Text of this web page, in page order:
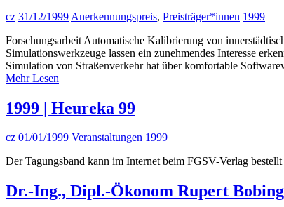
cz 31/12/1999 Anerkennungspreis, Preisträger*innen 1999
Forschungsarbeit Automatische Kalibrierung von
Simulationswerkzeuge lassen ein zunehmendes Interesse
Simulation von Straßenverkehr hat über komfortable
Mehr Lesen
1999 | Heureka 99
cz 01/01/1999 Veranstaltungen 1999
Der Tagungsband kann im Internet beim FGSV-Verlag
Dr.-Ing., Dipl.-Ökonom Rupert